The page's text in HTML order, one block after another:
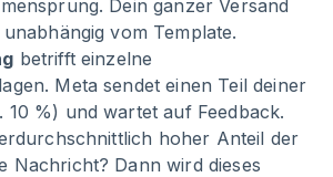
Dein ganzer Versand
vom Template.
betrifft einzelne
Meta sendet einen Teil deiner
10 %) und wartet auf Feedback.
hoher Anteil der
Nachricht? Dann wird dieses